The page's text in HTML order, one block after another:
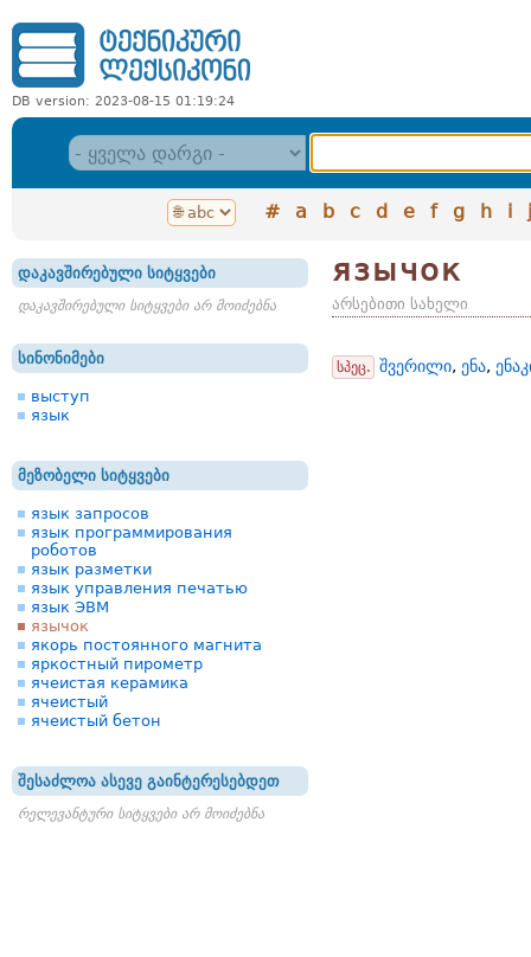
DB version: 2023-08-15 01:19:24
# a b c d e f g h i j
დაკავშირებული სიტყვები
დაკავშირებული სიტყვები არ მოიძებნა
სინონიმები
выступ
язык
მეზობელი სიტყვები
язык запросов
язык программирования
роботов
язык разметки
язык управления печатью
язык ЭВМ
язычок
якорь постоянного магнита
яркостный пирометр
ячеистая керамика
ячеистый
ячеистый бетон
შესაძლოა ასევე გაინტერესებდეთ
რელევანტური სიტყვები არ მოიძებნა
язычок
არსებითი სახელი
სპეც. შვერილი, ენა,